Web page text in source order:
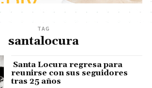
TAG
santalocura
Santa Locura regresa para
reunirse con sus seguidores
tras 25 años